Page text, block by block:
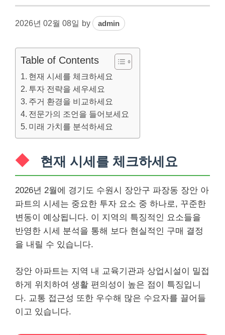
2026년 02월 08일 by admin
Table of Contents
현재 시세를 체크하세요
투자 전략을 세우세요
주거 환경을 비교하세요
전문가의 조언을 들어보세요
미래 가치를 분석하세요
현재 시세를 체크하세요
2026년 2월에 경기도 수원시 장안구 파장동 장안 아
파트의 시세는 중요한 투자 요소 중 하나로, 꾸준한
변동이 예상됩니다. 이 지역의 특징적인 요소들을
반영한 시세 분석을 통해 보다 현실적인 구매 결정
을 내릴 수 있습니다.
장안 아파트는 지역 내 교육기관과 상업시설이 밀접
하게 위치하여 생활 편의성이 높은 점이 특징입니
다. 교통 접근성 또한 우수해 많은 수요자를 끌어들
이고 있습니다.